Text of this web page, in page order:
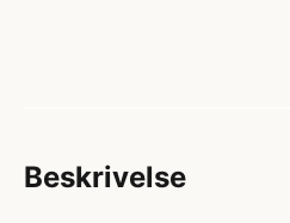
Beskrivelse